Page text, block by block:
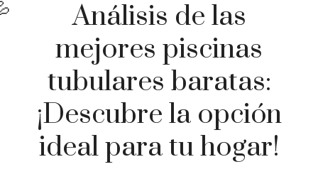
Análisis de las
mejores piscinas
tubulares baratas:
¡Descubre la opción
ideal para tu hogar!